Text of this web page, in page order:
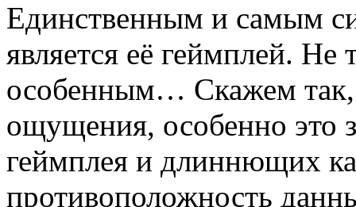
Единственным и самым
является её геймплей.
особенным… Скажем
ощущения, особенно это
геймплея и длиннющих
противоположность